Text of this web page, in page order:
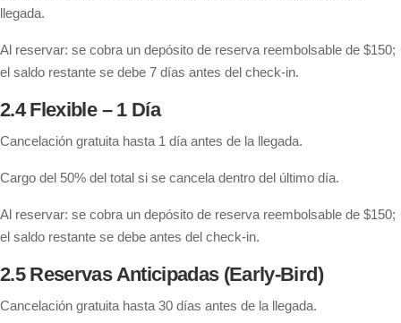
llegada.
Al reservar: se cobra un depósito de reserva reembolsable de $150;
el saldo restante se debe 7 días antes del check-in.
2.4 Flexible – 1 Día
Cancelación gratuita hasta 1 día antes de la llegada.
Cargo del 50% del total si se cancela dentro del último día.
Al reservar: se cobra un depósito de reserva reembolsable de $150;
el saldo restante se debe antes del check-in.
2.5 Reservas Anticipadas (Early-Bird)
Cancelación gratuita hasta 30 días antes de la llegada.